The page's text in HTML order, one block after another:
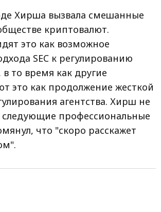
Хирша вызвала смешанные
криптовалют.
это как возможное
SEC к регулированию
то время как другие
это как продолжение жесткой
агентства. Хирш не
следующие профессиональные
что "скоро расскажет